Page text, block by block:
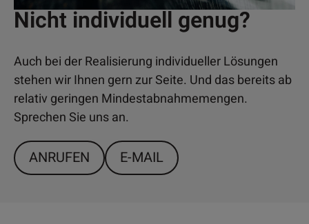
Nicht individuell genug?
Auch bei der Realisierung individueller Lösungen
stehen wir Ihnen gern zur Seite. Und das bereits ab
relativ geringen Mindestabnahmemengen.
Sprechen Sie uns an.
ANRUFEN E-MAIL